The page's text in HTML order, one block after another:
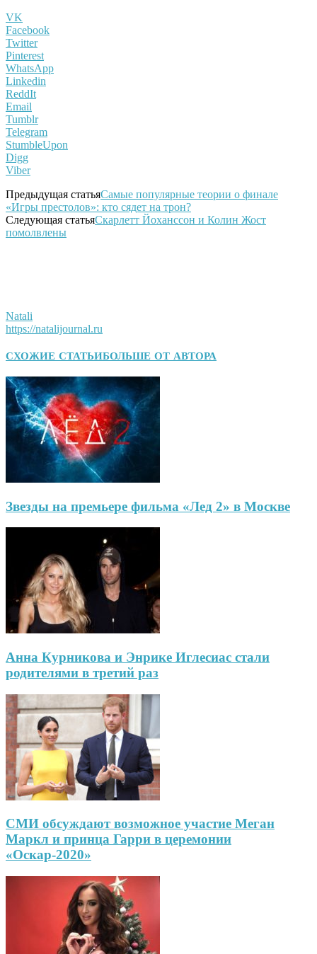
VK
Facebook
Twitter
Pinterest
WhatsApp
Linkedin
ReddIt
Email
Tumblr
Telegram
StumbleUpon
Digg
Viber
Предыдущая статьяСамые популярные теории о финале
«Игры престолов»: кто сядет на трон?
Следующая статьяСкарлетт Йоханссон и Колин Жост
помолвлены
Natali
https://natalijournal.ru
СХОЖИЕ СТАТЬИБОЛЬШЕ ОТ АВТОРА
Звезды на премьере фильма «Лед 2» в Москве
Анна Курникова и Энрике Иглесиас стали
родителями в третий раз
СМИ обсуждают возможное участие Меган
Маркл и принца Гарри в церемонии
«Оскар-2020»